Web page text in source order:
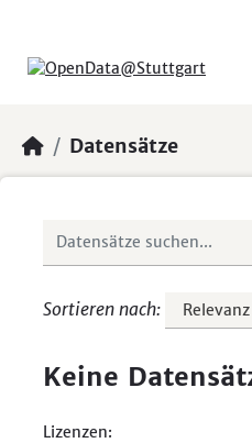
Datensätze
Sortieren nach
Keine
Lizenzen: